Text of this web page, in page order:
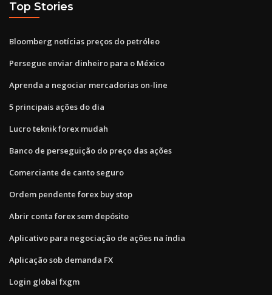
Top Stories
Bloomberg notícias preços do petróleo
Persegue enviar dinheiro para o México
Aprenda a negociar mercadorias on-line
5 principais ações do dia
Lucro teknik forex mudah
Banco de perseguição do preço das ações
Comerciante de canto seguro
Ordem pendente forex buy stop
Abrir conta forex sem depósito
Aplicativo para negociação de ações na índia
Aplicação sob demanda FX
Login global fxgm